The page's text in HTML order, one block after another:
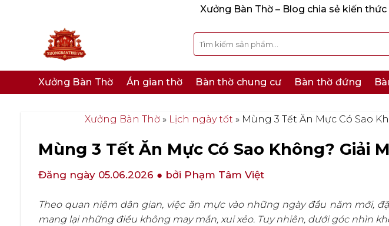
Xưởng Bàn Thờ – Blog chia sẻ kiến
Tìm
kiếm:
Xưởng Bàn Thờ Án gian thờ Bàn thờ chung cư Bàn thờ đứng
Xưởng Bàn Thờ » Lịch ngày tốt » Mùng 3 Tết Ăn Mực Có Sao
Mùng 3 Tết Ăn Mực Có Sao Không? Giải
Đăng ngày 05.06.2026 ● bởi Phạm Tâm Việt
Theo quan niệm dân gian, việc ăn mực vào những ngày đầu năm mới,
mang lại những điều không may mắn, xui xẻo. Tuy nhiên, dưới góc nhìn